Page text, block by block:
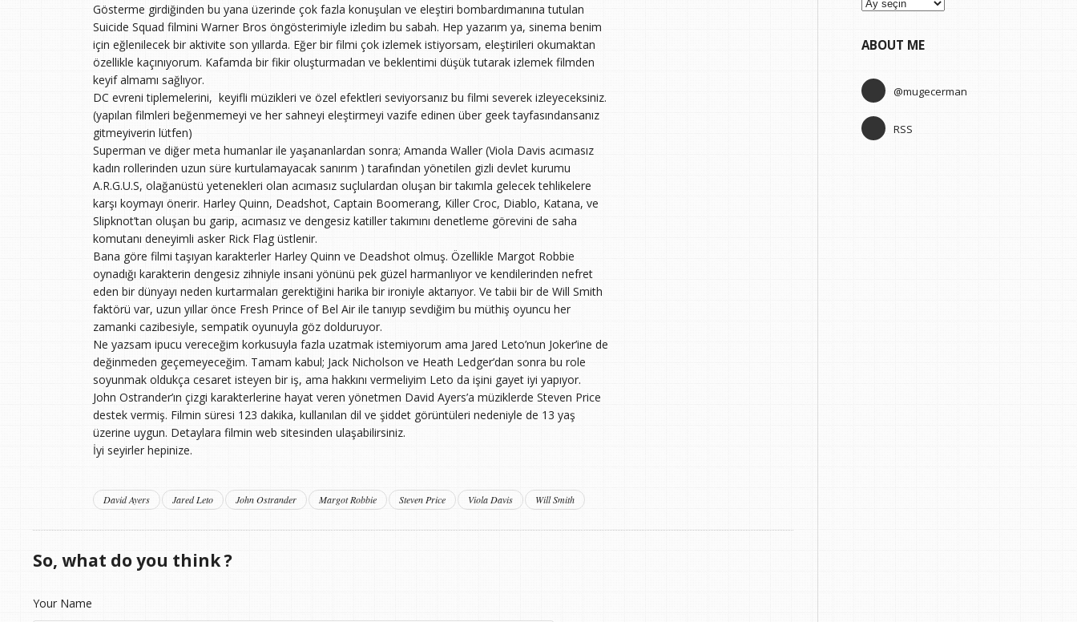
Gösterme girdiğinden bu yana üzerinde çok fazla konuşulan ve eleştiri bombardımanına tutulan
Suicide Squad filmini Warner Bros öngösterimiyle izledim bu sabah. Hep yazarım ya, sinema benim
için eğlenilecek bir aktivite son yıllarda. Eğer bir filmi çok izlemek istiyorsam, eleştirileri okumaktan
özellikle kaçınıyorum. Kafamda bir fikir oluşturmadan ve beklentimi düşük tutarak izlemek filmden
keyif almamı sağlıyor.
DC evreni tiplemelerini, keyifli müzikleri ve özel efektleri seviyorsanız bu filmi severek izleyeceksiniz.
(yapılan filmleri beğenmemeyi ve her sahneyi eleştirmeyi vazife edinen über geek tayfasındansanız
gitmeyiverin lütfen)
Superman ve diğer meta humanlar ile yaşananlardan sonra; Amanda Waller (Viola Davis acımasız
kadın rollerinden uzun süre kurtulamayacak sanırım ) tarafından yönetilen gizli devlet kurumu
A.R.G.U.S, olağanüstü yetenekleri olan acımasız suçlulardan oluşan bir takımla gelecek tehlikelere
karşı koymayı önerir. Harley Quinn, Deadshot, Captain Boomerang, Killer Croc, Diablo, Katana, ve
Slipknot’tan oluşan bu garip, acımasız ve dengesiz katiller takımını denetleme görevini de saha
komutanı deneyimli asker Rick Flag üstlenir.
Bana göre filmi taşıyan karakterler Harley Quinn ve Deadshot olmuş. Özellikle Margot Robbie
oynadığı karakterin dengesiz zihniyle insani yönünü pek güzel harmanlıyor ve kendilerinden nefret
eden bir dünyayı neden kurtarmaları gerektiğini harika bir ironiyle aktarıyor. Ve tabii bir de Will Smith
faktörü var, uzun yıllar önce Fresh Prince of Bel Air ile tanıyıp sevdiğim bu müthiş oyuncu her
zamanki cazibesiyle, sempatik oyunuyla göz dolduruyor.
Ne yazsam ipucu vereceğim korkusuyla fazla uzatmak istemiyorum ama Jared Leto’nun Joker’ine de
değinmeden geçemeyeceğim. Tamam kabul; Jack Nicholson ve Heath Ledger’dan sonra bu role
soyunmak oldukça cesaret isteyen bir iş, ama hakkını vermeliyim Leto da işini gayet iyi yapıyor.
John Ostrander’ın çizgi karakterlerine hayat veren yönetmen David Ayers’a müziklerde Steven Price
destek vermiş. Filmin süresi 123 dakika, kullanılan dil ve şiddet görüntüleri nedeniyle de 13 yaş
üzerine uygun. Detaylara filmin web sitesinden ulaşabilirsiniz.
İyi seyirler hepinize.
David Ayers Jared Leto John Ostrander Margot Robbie Steven Price Viola Davis Will Smith
So, what do you think ?
Your Name
ABOUT ME
@mugecerman
RSS